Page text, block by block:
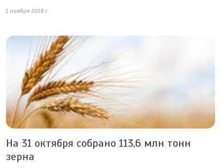
1 ноября 2018 г.
На 31 октября собрано 113,6 млн тонн
зерна